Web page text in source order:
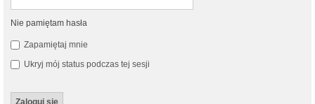
Nie pamiętam hasła
Zapamiętaj mnie
Ukryj mój status podczas tej sesji